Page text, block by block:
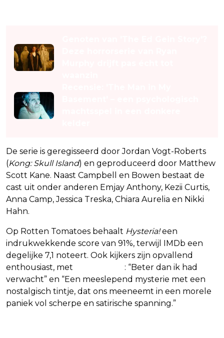
De serie is geregisseerd door Jordan Vogt-Roberts
(Kong: Skull Island) en geproduceerd door Matthew
Scott Kane. Naast Campbell en Bowen bestaat de
cast uit onder anderen Emjay Anthony, Kezii Curtis,
Anna Camp, Jessica Treska, Chiara Aurelia en Nikki
Hahn.
Op Rotten Tomatoes behaalt Hysteria!een
indrukwekkende score van 91%, terwijl IMDb een
degelijke 7,1 noteert. Ook kijkers zijn opvallend
enthousiast, met
: “Beter dan ik had
verwacht” en “Een meeslepend mysterie met een
nostalgisch tintje, dat ons meeneemt in een morele
paniek vol scherpe en satirische spanning.”